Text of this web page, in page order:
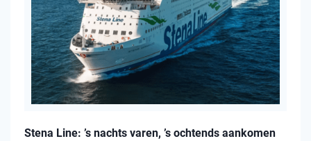
Stena Line: ’s nachts varen, ’s ochtends aankomen